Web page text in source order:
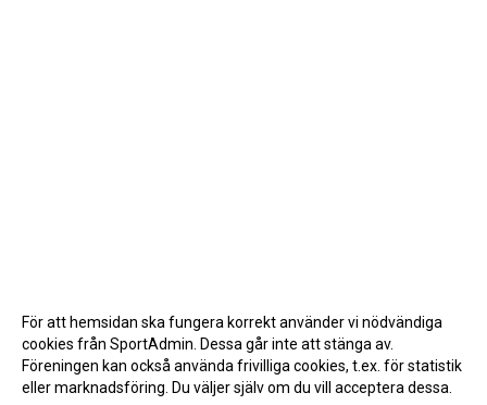
För att hemsidan ska fungera korrekt använder vi nödvändiga
cookies från SportAdmin. Dessa går inte att stänga av.
Föreningen kan också använda frivilliga cookies, t.ex. för statistik
eller marknadsföring. Du väljer själv om du vill acceptera dessa.